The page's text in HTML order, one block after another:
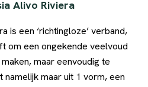
Alivo Riviera
is een ‘richtingloze’ verband,
om een ongekende veelvoud
maar eenvoudig te
maar uit 1 vorm, een